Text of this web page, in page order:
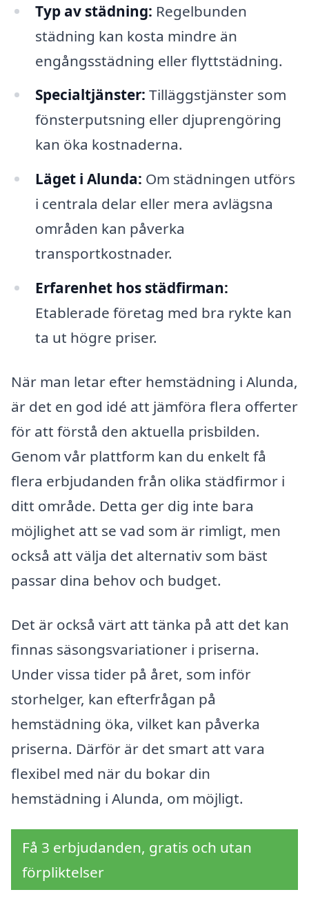
Typ av städning: Regelbunden
städning kan kosta mindre än
engångsstädning eller flyttstädning.
Specialtjänster: Tilläggstjänster som
fönsterputsning eller djuprengöring
kan öka kostnaderna.
Läget i Alunda: Om städningen utförs
i centrala delar eller mera avlägsna
områden kan påverka
transportkostnader.
Erfarenhet hos städfirman:
Etablerade företag med bra rykte kan
ta ut högre priser.
När man letar efter hemstädning i Alunda,
är det en god idé att jämföra flera offerter
för att förstå den aktuella prisbilden.
Genom vår plattform kan du enkelt få
flera erbjudanden från olika städfirmor i
ditt område. Detta ger dig inte bara
möjlighet att se vad som är rimligt, men
också att välja det alternativ som bäst
passar dina behov och budget.
Det är också värt att tänka på att det kan
finnas säsongsvariationer i priserna.
Under vissa tider på året, som inför
storhelger, kan efterfrågan på
hemstädning öka, vilket kan påverka
priserna. Därför är det smart att vara
flexibel med när du bokar din
hemstädning i Alunda, om möjligt.
Få 3 erbjudanden, gratis och utan
förpliktelser